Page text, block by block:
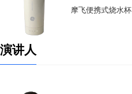
摩飞便携式烧水杯
演讲人